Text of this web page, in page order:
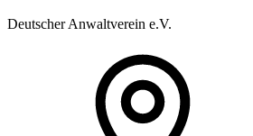
Deutscher Anwaltverein e.V.